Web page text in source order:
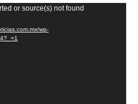
or source(s) not found
wp-